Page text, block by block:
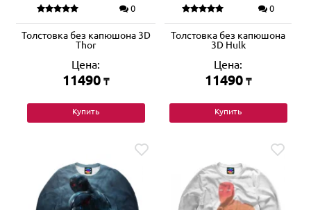
0
Толстовка без капюшона 3D
Thor
Цена:
11490 ₸
Купить
0
Толстовка без капюшона
3D Hulk
Цена:
11490 ₸
Купить